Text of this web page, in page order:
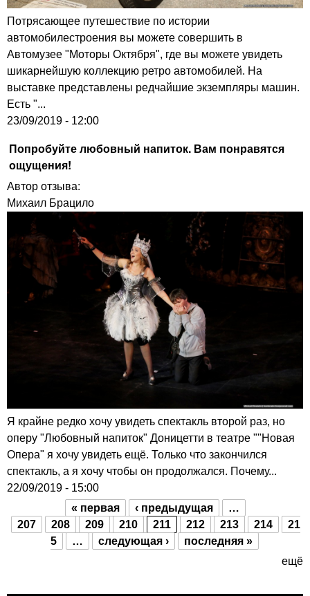
Потрясающее путешествие по истории
автомобилестроения вы можете совершить в
Автомузее "Моторы Октября", где вы можете увидеть
шикарнейшую коллекцию ретро автомобилей. На
выставке представлены редчайшие экземпляры машин.
Есть "...
23/09/2019 - 12:00
Попробуйте любовный напиток. Вам понравятся
ощущения!
Автор отзыва:
Михаил Брацило
Я крайне редко хочу увидеть спектакль второй раз, но
оперу "Любовный напиток" Доницетти в театре ""Новая
Опера" я хочу увидеть ещё. Только что закончился
спектакль, а я хочу чтобы он продолжался. Почему...
22/09/2019 - 15:00
Страницы
« первая ‹ предыдущая
…
207
208 209 210 211 212 213 214
21
5
… следующая ›
последняя »
ещё